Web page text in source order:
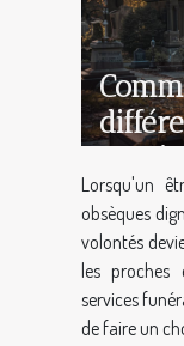
Lorsqu'un
obsèques
volontés
les proches
services
de faire un